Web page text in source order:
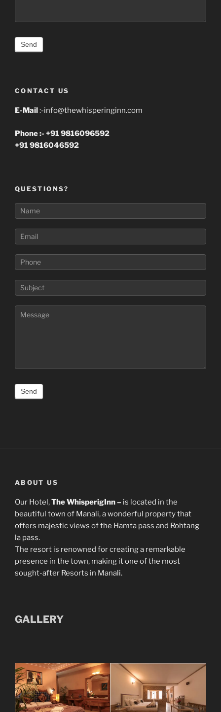
CONTACT US
E-Mail:-info@thewhisperinginn.com
Phone :- +91 9816096592
+91 9816046592
QUESTIONS?
ABOUT US
Our Hotel,The WhisperigInn – is located in the
beautiful town of Manali, a wonderful property that
offers majestic views of the Hamta pass and Rohtang
la pass.
The resort is renowned for creating a remarkable
presence in the town, making it one of the most
sought-after Resorts in Manali.
GALLERY